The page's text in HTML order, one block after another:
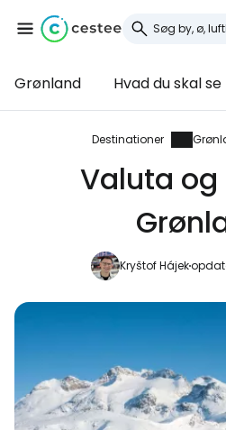
Grønland Hvad du skal se
Destinationer
Valuta og
Kryštof Hájek
Log ind på
... det
Fortsæt
Fortsæt med